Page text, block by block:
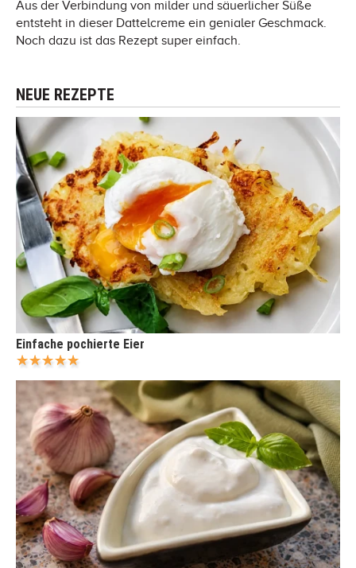
Aus der Verbindung von milder und säuerlicher Süße
entsteht in dieser Dattelcreme ein genialer Geschmack.
Noch dazu ist das Rezept super einfach.
NEUE REZEPTE
Einfache pochierte Eier